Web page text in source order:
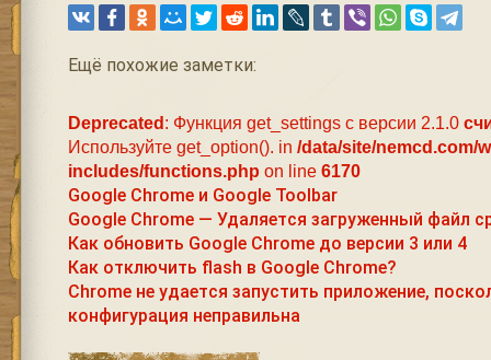
Ещё похожие заметки:
Deprecated : Функция get_settings с версии 2.1.0
Используйте get_option(). in /data/site/nemcd.com/
includes/functions.php on line 6170
Google Chrome и Google Toolbar
Google Chrome — Удаляется загруженный файл
Как обновить Google Chrome до версии 3 или 4
Как отключить flash в Google Chrome?
Chrome не удается запустить приложение,
конфигурация неправильна